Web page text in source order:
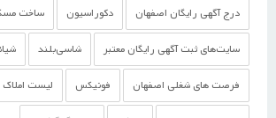
درج آگهی رایگان اصفهان دکوراسیون ساخت
سایت‌های ثبت آگهی رایگان معتبر شاسی‌بلند
فرصت های شغلی اصفهان فونیکس لیست